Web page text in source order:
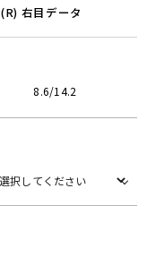
(R) 右目データ
8.6/14.2